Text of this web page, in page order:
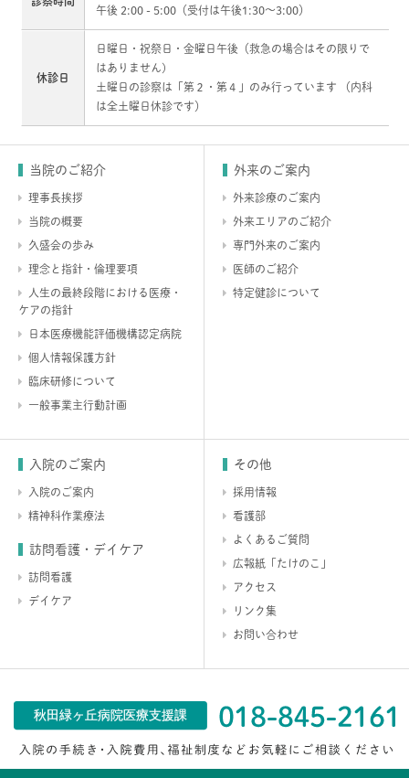
午後 2:00 - 5:00（受付は午後1:30〜3:00）
休診日
日曜日・祝祭日・金曜日午後（救急の場合はその限りで
はありません)
土曜日の診察は「第２・第４」のみ行っています （内科
は全土曜日休診です）
当院のご紹介
理事長挨拶
当院の概要
久盛会の歩み
理念と指針・倫理要項
人生の最終段階における医療・
ケアの指針
日本医療機能評価機構認定病院
個人情報保護方針
臨床研修について
一般事業主行動計画
外来のご案内
外来診療のご案内
外来エリアのご紹介
専門外来のご案内
医師のご紹介
特定健診について
入院のご案内
入院のご案内
精神科作業療法
訪問看護・デイケア
訪問看護
デイケア
その他
採用情報
看護部
よくあるご質問
広報紙「たけのこ」
アクセス
リンク集
お問い合わせ